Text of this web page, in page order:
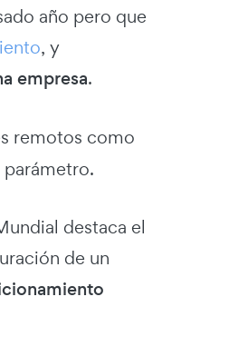
año pero que
, y
empresa.
remotos como
parámetro.
destaca el
de un